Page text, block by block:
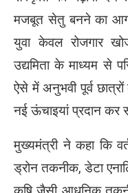
मजबूत सेतु बनने का
युवा केवल रोजगार
उद्यमिता के माध्यम से
ऐसे में अनुभवी पूर्व
नई ऊंचाइयां प्रदान कर
मुख्यमंत्री ने कहा कि
ड्रोन तकनीक, डेटा